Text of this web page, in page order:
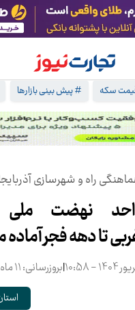
سکه # پیش بینی بازارها
راه و شهرسازی
واحد نهضت
تا دهه فجر
|بروزرسانی: 11 ماه پیش